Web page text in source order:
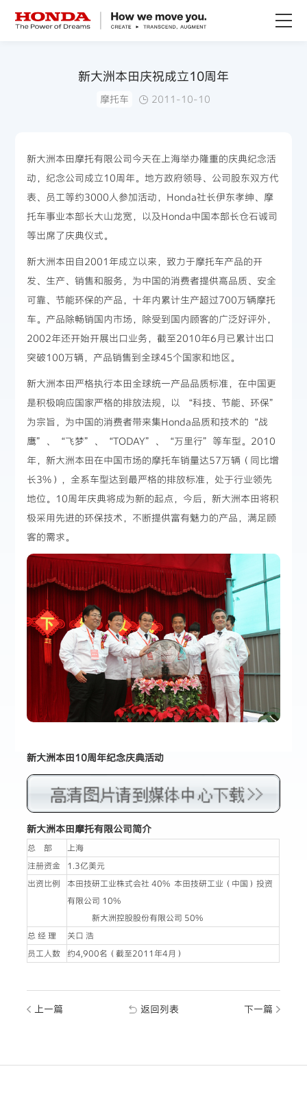
赛事运动
新大洲本田庆祝成立10周年
摩托车 2011-10-10
新大洲本田摩托有限公司今天在上海举办隆重的庆典纪念活
动，纪念公司成立10周年。地方政府领导、公司股东双方代
表、员工等约3000人参加活动，Honda社长伊东孝绅、摩
托车事业本部长大山龙宽，以及Honda中国本部长仓石诚司
等出席了庆典仪式。
新大洲本田自2001年成立以来，致力于摩托车产品的开
发、生产、销售和服务，为中国的消费者提供高品质、安全
可靠、节能环保的产品，十年内累计生产超过700万辆摩托
车。产品除畅销国内市场，除受到国内顾客的广泛好评外，
2002年还开始开展出口业务，截至2010年6月已累计出口
突破100万辆，产品销售到全球45个国家和地区。
新大洲本田严格执行本田全球统一产品品质标准，在中国更
是积极响应国家严格的排放法规，以 “科技、节能、环保”
为宗旨，为中国的消费者带来集Honda品质和技术的“战
鹰”、“飞梦”、“TODAY”、“万里行”等车型。2010
年，新大洲本田在中国市场的摩托车销量达57万辆（同比增
长3%），全系车型达到最严格的排放标准，处于行业领先
地位。10周年庆典将成为新的起点，今后，新大洲本田将积
极采用先进的环保技术，不断提供富有魅力的产品，满足顾
客的需求。
新大洲本田10周年纪念庆典活动
新大洲本田摩托有限公司简介
总 部
上海
注册资金
1.3亿美元
出资比例
本田技研工业株式会社 40% 本田技研工业（中国）投资
有限公司 10%
新大洲控股股份有限公司 50%
总 经 理
关口 浩
员工人数
约4,900名（截至2011年4月）
上一篇 返回列表 下一篇